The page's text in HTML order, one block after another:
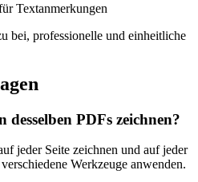
Textanmerkungen
bei, professionelle und einheitliche
PDFs zeichnen?
jeder Seite zeichnen und auf jeder
Werkzeuge anwenden.